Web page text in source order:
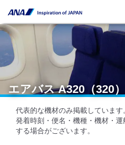
エアバス A320（320
代表的な機材のみ掲載しています
発着時刻・便名・機種・機材・
する場合がございます。